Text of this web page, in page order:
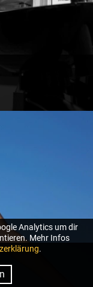
| Farbe
Analytics um dir
Mehr Infos
.